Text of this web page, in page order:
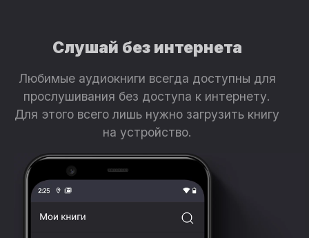
Слушай без интернета
Любимые аудиокниги всегда доступны для
прослушивания без доступа к интернету.
Для этого всего лишь нужно загрузить книгу
на устройство.